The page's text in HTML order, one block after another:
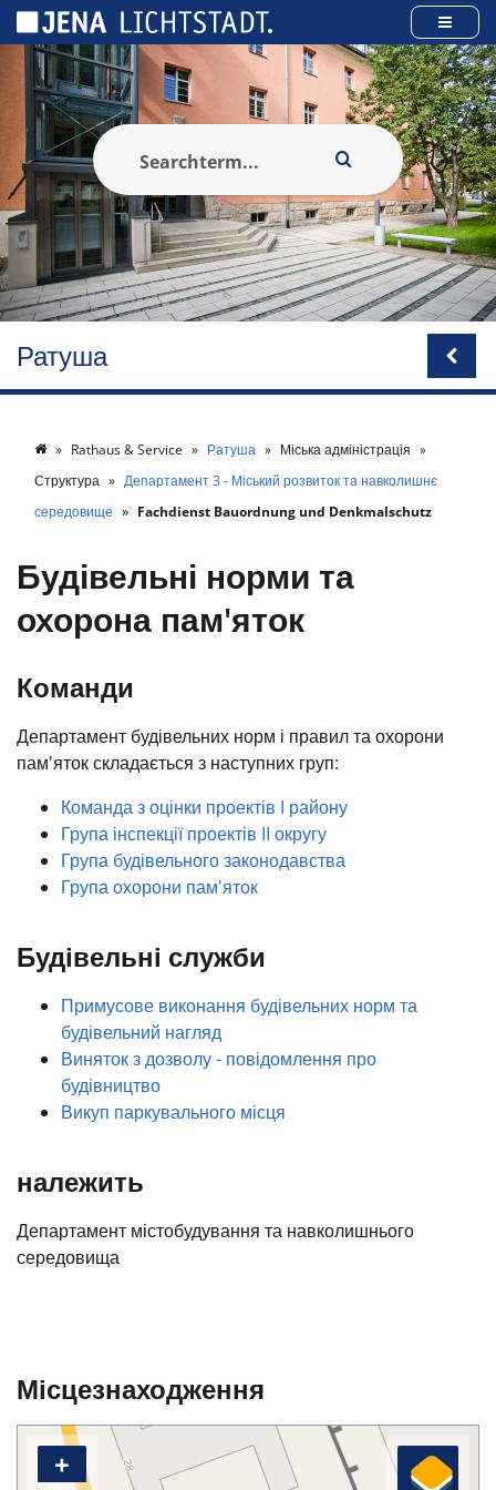
Ратуша
Rathaus & Service Ратуша
Міська адміністрація
Структура
Департамент 3 - Міський розвиток та навколишнє
середовище
Fachdienst Bauordnung und Denkmalschutz
Будівельні норми та
охорона пам'яток
Команди
Департамент будівельних норм і правил та охорони
пам'яток складається з наступних груп:
Команда з оцінки проектів I району
Група інспекції проектів II округу
Група будівельного законодавства
Група охорони пам'яток
Будівельні служби
Примусове виконання будівельних норм та
будівельний нагляд
Виняток з дозволу - повідомлення про
будівництво
Викуп паркувального місця
належить
Департамент містобудування та навколишнього
середовища
Місцезнаходження
+
Панель керування кукі